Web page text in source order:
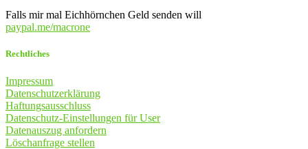
Falls mir mal Eichhörnchen Geld senden will
paypal.me/macrone
Rechtliches
Impressum
Datenschutzerklärung
Haftungsausschluss
Datenschutz-Einstellungen für User
Datenauszug anfordern
Löschanfrage stellen